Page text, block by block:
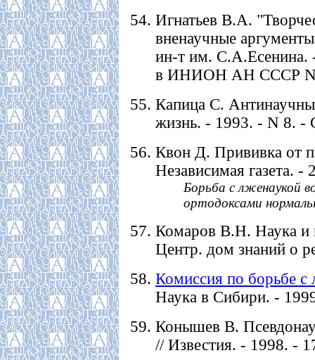
Игнатьев В.А.
вненаучные
ин-т им. С.А.Есенина.
в ИНИОН АН СССР N
Капица С.
жизнь. - 1993. - N 8. -
Квон Д. Прививка от
Независимая газета.
Борьба с лженаукой
ортодоксами
Комаров В.Н. Наука и
Центр. дом знаний о
Комиссия по борьбе с
Наука в Сибири. -
Конышев В.
// Известия. - 1998. -